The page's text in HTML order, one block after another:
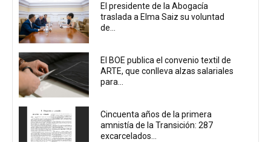
El presidente de la Abogacía
traslada a Elma Saiz su voluntad
de...
El BOE publica el convenio textil de
ARTE, que conlleva alzas salariales
para...
Cincuenta años de la primera
amnistía de la Transición: 287
excarcelados...